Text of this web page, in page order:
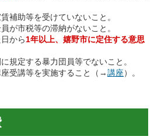
補助等を受けていないこと。
が市税等の滞納がないこと。
から1年以上、嬉野市に定住する意思
規定する暴力団員等でないこと。
座受講等を実施すること（→講座）。